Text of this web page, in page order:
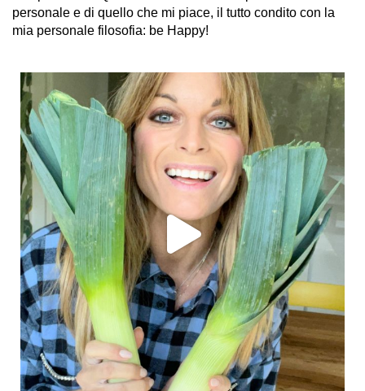
personale e di quello che mi piace, il tutto condito con la
mia personale filosofia: be Happy!